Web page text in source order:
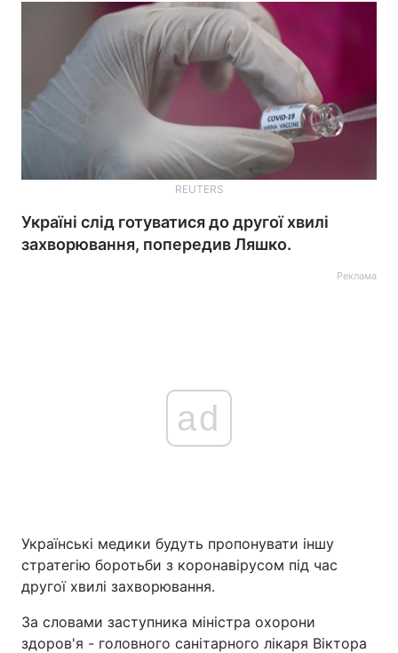
Головна Війна
Україна
Економіка Світ
REUTERS
Україні слід готуватися до другої хвилі
захворювання, попередив Ляшко.
Реклама
ad
Українські медики будуть пропонувати іншу
стратегію боротьби з коронавірусом під час
другої хвилі захворювання.
За словами заступника міністра охорони
здоров'я - головного санітарного лікаря Віктора